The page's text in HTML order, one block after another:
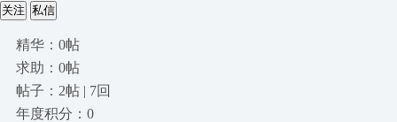
关注 私信
精华：0帖
求助：0帖
帖子：2帖 | 7回
年度积分：0